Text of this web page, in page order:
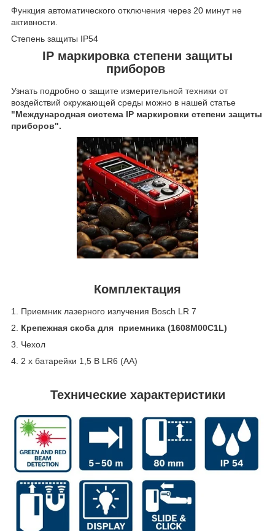
Функция автоматического отключения через 20 минут не
активности.
Степень защиты IP54
IP маркировка степени защиты
приборов
Узнать подробно о защите измерительной техники от
воздействий окружающей среды можно в нашей статье
"Международная система IP маркировки степени защиты
приборов".
Комплектация
1. Приемник лазерного излучения Bosch LR 7
2. Крепежная скоба для приемника (1608M00C1L)
3. Чехол
4. 2 х батарейки 1,5 В LR6 (AA)
Технические характеристики